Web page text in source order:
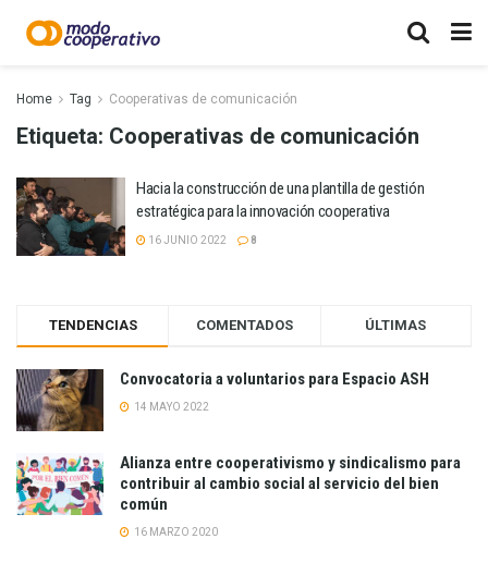
Home Tag Cooperativas de comunicación
Etiqueta: Cooperativas de comunicación
Hacia la construcción de una plantilla de gestión
estratégica para la innovación cooperativa
16 JUNIO 2022 8
TENDENCIAS COMENTADOS ÚLTIMAS
Convocatoria a voluntarios para Espacio ASH
14 MAYO 2022
Alianza entre cooperativismo y sindicalismo para
contribuir al cambio social al servicio del bien
común
16 MARZO 2020